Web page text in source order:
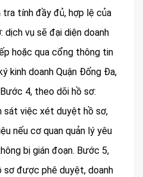
tra tính đầy đủ, hợp lệ của
dịch vụ sẽ đại diện doanh
hoặc qua cổng thông tin
kinh doanh Quận Đống Đa,
4, theo dõi hồ sơ:
sát việc xét duyệt hồ sơ,
nếu cơ quan quản lý yêu
bị gián đoạn. Bước 5,
sơ được phê duyệt, doanh